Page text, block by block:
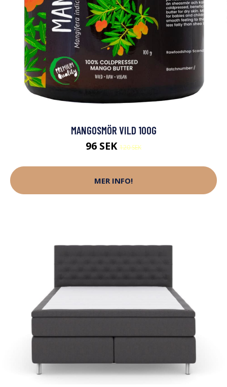
MANGOSMÖR VILD 100G
96 SEK 120 SEK
MER INFO!